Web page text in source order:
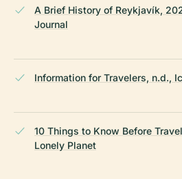
A Brief History of Reykjavík,
Journal
Information for Travelers, n.d.,
10 Things to Know Before
Lonely Planet